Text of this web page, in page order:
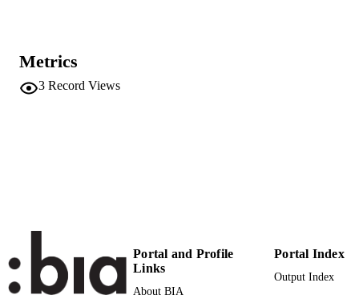
ACADEMIC
UNIT
AUDIENCE
LOCAL FIELDS Transfer-oriented
Metrics
3 Record Views
Portal and Profile
Links
About BIA
Portal Index
Output Index